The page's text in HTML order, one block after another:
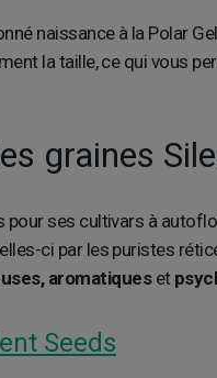
naissance à la Polar
la taille, ce qui vous
graines
pour ses cultivars à
ci par les puristes
aromatiqueset
Seeds